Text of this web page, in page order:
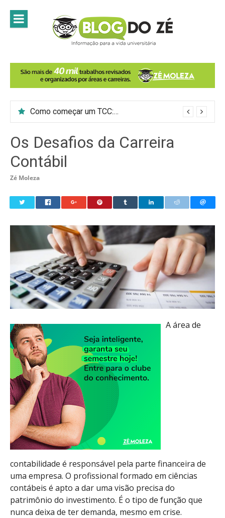
content
Como começar um TCC: 7 passos para introduzir o tema do trabalho
Os Desafios da Carreira
Contábil
Zé Moleza
A área de
contabilidade é responsável pela parte financeira de
uma empresa. O profissional formado em ciências
contábeis é apto a dar uma visão precisa do
patrimônio do investimento. É o tipo de função que
nunca deixa de ter demanda, mesmo em crise.